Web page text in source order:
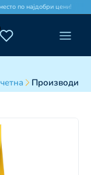
по најдобри цени!
Производи